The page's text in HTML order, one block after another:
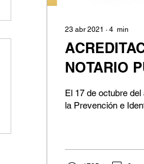
23 abr 2021 ∙ 4 min
NOTARIO
El 17 de octubre
la Prevención e